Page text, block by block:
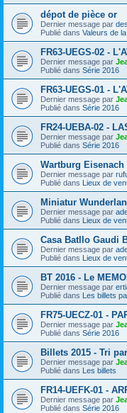
dépot de pièce or
Dernier message par
Publié dans Valeurs de
FR63-UEGS-02 -
Dernier message par
Publié dans Série 2016
FR63-UEGS-01 -
Dernier message par
Publié dans Série 2016
FR24-UEBA-02 -
Dernier message par
Publié dans Série 2016
Wartburg Eisenach
Dernier message par
Publié dans Lieux de
Miniatur
Dernier message par
Publié dans Lieux de
Casa Batllo Gaudi
Dernier message par
Publié dans Lieux de
BT 2016 - Le
Dernier message par
Publié dans Les billets
FR75-UECZ-01 -
Dernier message par
Publié dans Série 2016
Billets 2015 - Tri
Dernier message par
Publié dans Les billets
FR14-UEFK-01 -
Dernier message par
Publié dans Série 2016